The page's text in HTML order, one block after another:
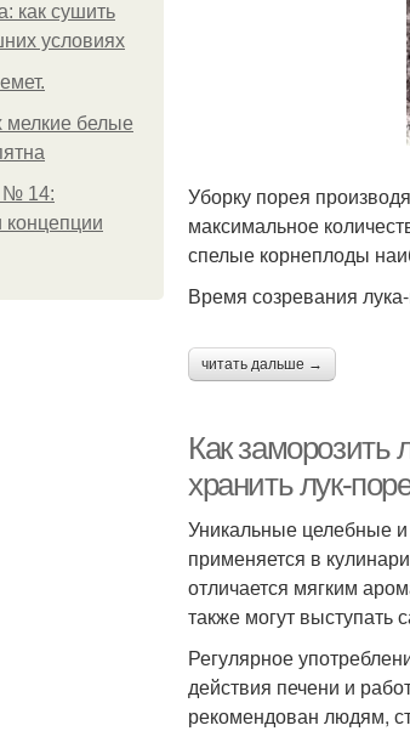
как сушить
условиях
мелкие белые
№ 14:
концепции
Уборку порея
максимальное
спелые корнеплоды
Время созревания
читать дальше →
Как заморозить
хранить лук-
Уникальные целебные
применяется в
отличается мягким
также могут
Регулярное
действия печени и
рекомендован людям,